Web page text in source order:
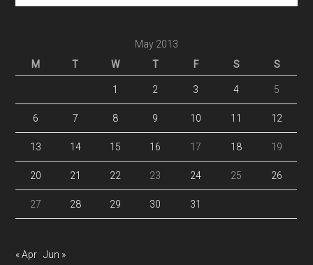
本
May 2013
M
T W T F S S
1 2 3 4 5
6 7 8 9 10 11 12
13 14 15 16 17 18 19
20 21 22 23 24 25 26
27 28 29 30 31
« Apr Jun »